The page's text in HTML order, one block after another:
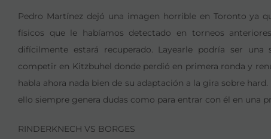
Pedro Martínez dejó una imagen horrible en Toronto ya
físicos que le habíamos detectado en torneos
difícilmente estará recuperado. Layearle podría ser
competir en Kitzbuhel donde perdió en primera ronda y
habla ahora nada bien de su adaptación a la gira sobre
ello siempre genera dudas como para entrar con él en una
RINDERKNECH VS BORGES